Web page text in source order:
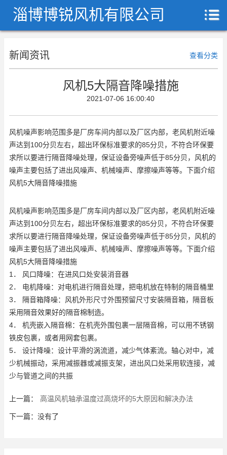
淄博博锐风机有限公司
新闻资讯 查看分类
风机5大隔音降噪措施
2021-07-06 16:00:40
风机噪声影响范围多是厂房车间内部以及厂区内部，老风机附近噪
声达到100分贝左右，超出环保标准要求的85分贝，不符合环保要
求所以要进行隔音降噪处理，保证设备旁噪声低于85分贝，风机的
噪声主要包括了进出风噪声、机械噪声、摩擦噪声等等。下面介绍
风机5大隔音降噪措施
风机噪声影响范围多是厂房车间内部以及厂区内部，老风机附近噪
声达到100分贝左右，超出环保标准要求的85分贝，不符合环保要
求所以要进行隔音降噪处理，保证设备旁噪声低于85分贝，风机的
噪声主要包括了进出风噪声、机械噪声、摩擦噪声等等。下面介绍
风机5大隔音降噪措施
1． 风口降噪：在进风口处安装消音器
2． 电机降噪：对电机进行隔音处理，把电机放在特制的隔音桶里
3． 隔音箱降噪：风机外形尺寸外围预留尺寸安装隔音箱，隔音板
采用隔音效果好的隔音棉制造。
4． 机壳嵌入隔音棉：在机壳外围包裹一层隔音棉，可以用不锈钢
铁皮包裹，或者用网套包裹。
5． 设计降噪：设计平滑的涡流道，减少气体紊流。轴心对中，减
少机械振动，采用减振器或减振支架，进出风口处采用软连接，减
少与管道之间的共振
上一篇： 高温风机轴承温度过高烧坏的5大原因和解决办法
下一篇：没有了